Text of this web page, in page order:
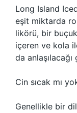
Long Island
eşit miktarda
likörü, bir
içeren ve kola
da
Cin sıcak mı
Genellikle bir